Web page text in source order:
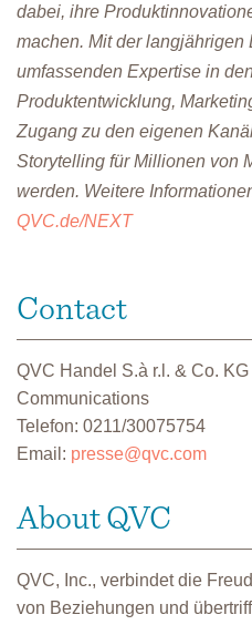
dabei, ihre
machen. Mit der langjährigen
umfassenden Expertise in
Produktentwicklung,
Zugang zu den eigenen
Storytelling für Millionen von
werden. Weitere
QVC.de/NEXT
Contact
QVC Handel S.à r.l. & Co.
Communications
Telefon: 0211/30075754
Email: presse@qvc.com
About QVC
QVC, Inc., verbindet die
von Beziehungen und